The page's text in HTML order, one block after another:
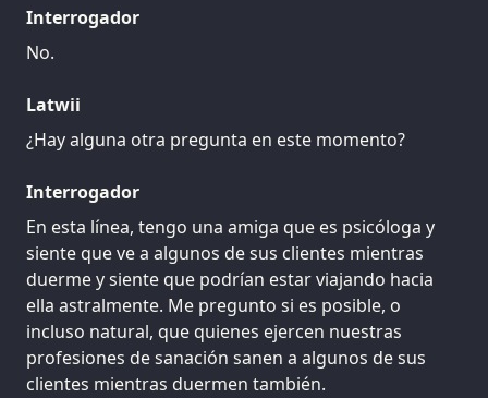
Interrogador
No.
Latwii
¿Hay alguna otra pregunta en este momento?
Interrogador
En esta línea, tengo una amiga que es psicóloga y
siente que ve a algunos de sus clientes mientras
duerme y siente que podrían estar viajando hacia
ella astralmente. Me pregunto si es posible, o
incluso natural, que quienes ejercen nuestras
profesiones de sanación sanen a algunos de sus
clientes mientras duermen también.